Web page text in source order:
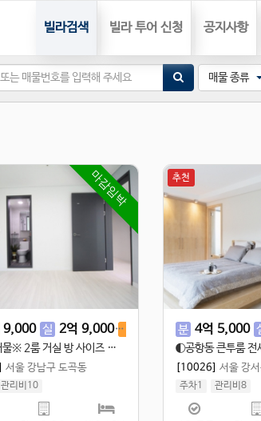
빌라검색 빌라 투어 신청 공지사항
매물 종류
마감임박
9,000 실 2억 9,000 전 5,000
※귀한 매물※ 2룸 거실 방 사이즈 좋아요! 고민하면 늦습니다
서울 강남구 도곡동
관리비10
공 89.98㎡
추천
분 4억 5,000
[10026] 서울 강
주차1
관리비8
실 70.02㎡
공